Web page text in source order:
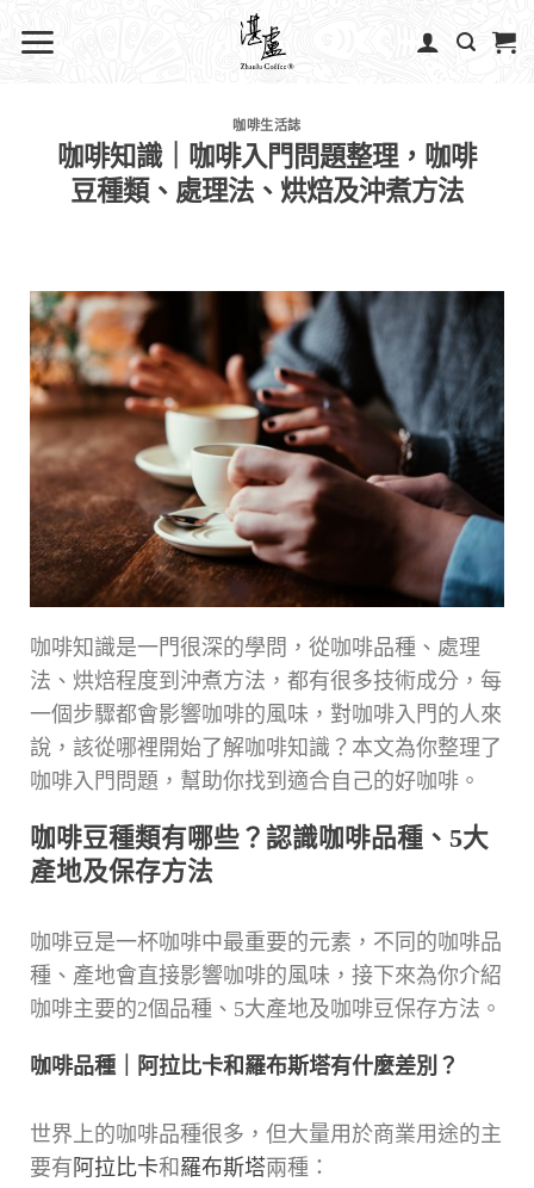
咖啡生活誌
咖啡知識｜咖啡入門問題整理，咖啡
豆種類、處理法、烘焙及沖煮方法
咖啡知識是一門很深的學問，從咖啡品種、處理
法、烘焙程度到沖煮方法，都有很多技術成分，每
一個步驟都會影響咖啡的風味，對咖啡入門的人來
說，該從哪裡開始了解咖啡知識？本文為你整理了
咖啡入門問題，幫助你找到適合自己的好咖啡。
咖啡豆種類有哪些？認識咖啡品種、5大
產地及保存方法
咖啡豆是一杯咖啡中最重要的元素，不同的咖啡品
種、產地會直接影響咖啡的風味，接下來為你介紹
咖啡主要的2個品種、5大產地及咖啡豆保存方法。
咖啡品種｜阿拉比卡和羅布斯塔有什麼差別？
世界上的咖啡品種很多，但大量用於商業用途的主
要有 阿拉比卡和 羅布斯塔兩種：